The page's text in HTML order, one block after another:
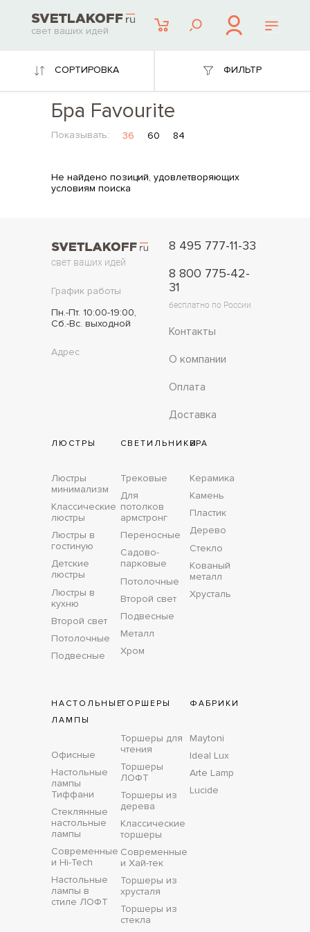
свет ваших идей
СОРТИРОВКА ФИЛЬТР
Бра Favourite
Показывать: 36 60 84
Не найдено позиций, удовлетворяющих
условиям поиска
свет ваших идей
График работы
Пн.-Пт. 10:00-19:00,
Сб.-Вс. выходной
Адрес
8 495 777-11-33
8 800 775-42-
31
бесплатно по России
Контакты
О компании
Оплата
Доставка
ЛЮСТРЫ
Люстры
минимализм
Классические
люстры
Люстры в
гостиную
Детские
люстры
Люстры в
кухню
Второй свет
Потолочные
Подвесные
СВЕТИЛЬНИКИ
Трековые
Для
потолков
армстронг
Переносные
Садово-
парковые
Потолочные
Второй свет
Подвесные
Металл
Хром
БРА
Керамика
Камень
Пластик
Дерево
Стекло
Кованый
металл
Хрусталь
НАСТОЛЬНЫЕ
ЛАМПЫ
Офисные
Настольные
лампы
Тиффани
Стеклянные
настольные
лампы
Современные
и Hi-Tech
Настольные
лампы в
стиле ЛОФТ
ТОРШЕРЫ
Торшеры для
чтения
Торшеры
ЛОФТ
Торшеры из
дерева
Классические
торшеры
Современные
и Хай-тек
Торшеры из
хрусталя
Торшеры из
стекла
ФАБРИКИ
Maytoni
Ideal Lux
Arte Lamp
Lucide